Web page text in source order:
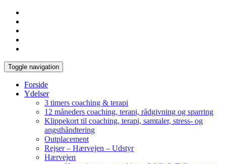
Toggle navigation
Forside
Ydelser
3 timers coaching & terapi
12 måneders coaching, terapi, rådgivning og sparring
Klippekort til coaching, terapi, samtaler, stress- og
angsthåndtering
Outplacement
Rejser – Hærvejen – Udstyr
Hærvejen